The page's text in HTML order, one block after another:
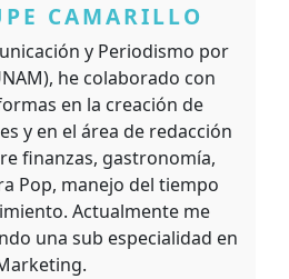
CAMARILLO
y Periodismo por
he colaborado con
en la creación de
y en el área de redacción
finanzas, gastronomía,
Pop, manejo del tiempo
Actualmente me
una sub especialidad en